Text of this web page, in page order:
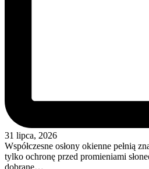
31 lipca, 2026
Współczesne osłony okienne pełnią
tylko ochronę przed promieniami